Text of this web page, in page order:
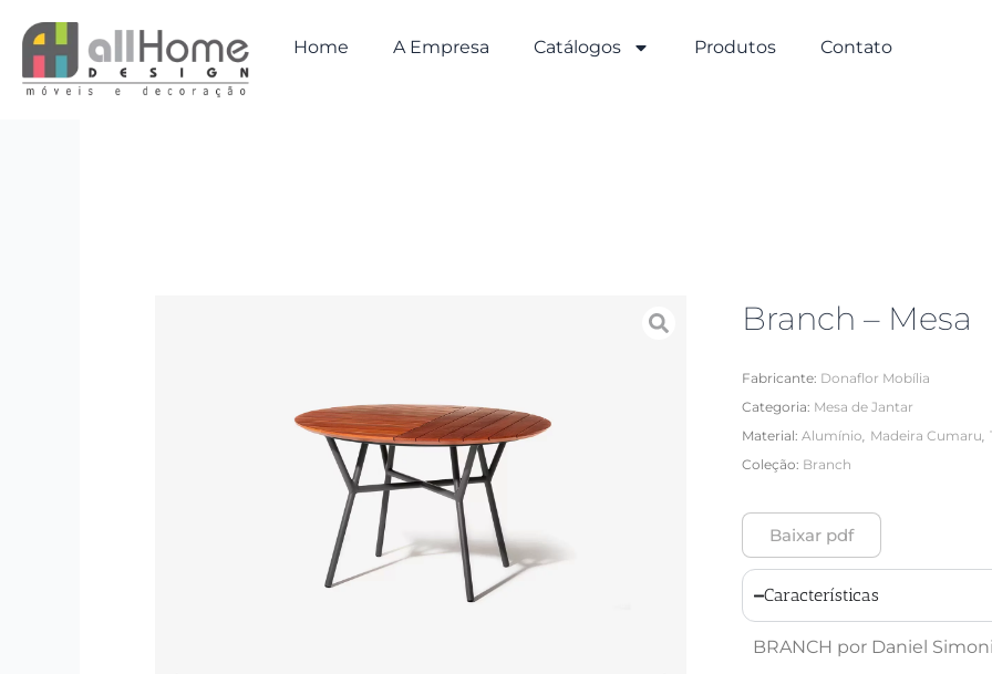
para
conteúdo
Home A Empresa Catálogos Produtos Contato
Branch – Mesa
Fabricante: Donaflor Mobília
Categoria: Mesa de Jantar
Material: Alumínio, Madeira Cumaru,
Coleção: Branch
Baixar pdf
Características
BRANCH por Daniel